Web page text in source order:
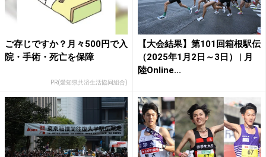
ご存じですか？月々500円で入
院・手術・死亡を保障
PR(愛知県共済生活協同組合)
【大会結果】第101回箱根駅伝
（2025年1月2日～3日） | 月
陸Online...